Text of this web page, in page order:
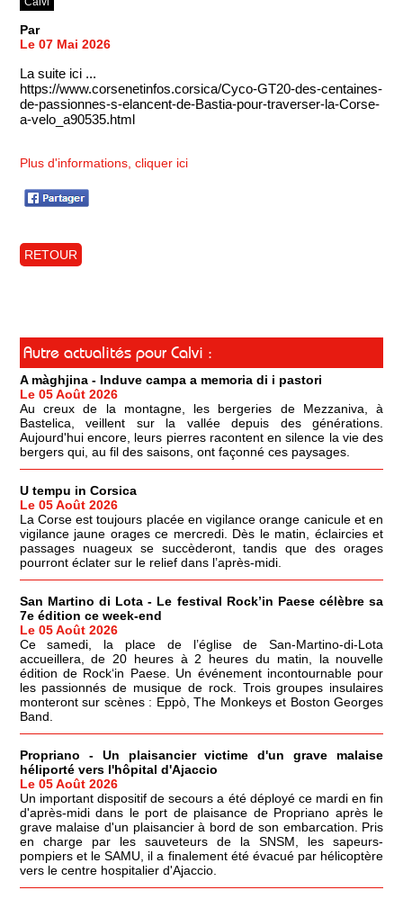
Par
Le 07 Mai 2026
La suite ici ...
https://www.corsenetinfos.corsica/Cyco-GT20-des-centaines-
de-passionnes-s-elancent-de-Bastia-pour-traverser-la-Corse-
a-velo_a90535.html
Plus d'informations, cliquer ici
RETOUR
Autre actualités pour Calvi :
A màghjina - Induve campa a memoria di i pastori
Le 05 Août 2026
Au creux de la montagne, les bergeries de Mezzaniva, à
Bastelica, veillent sur la vallée depuis des générations.
Aujourd'hui encore, leurs pierres racontent en silence la vie des
bergers qui, au fil des saisons, ont façonné ces paysages.
U tempu in Corsica
Le 05 Août 2026
La Corse est toujours placée en vigilance orange canicule et en
vigilance jaune orages ce mercredi. Dès le matin, éclaircies et
passages nuageux se succèderont, tandis que des orages
pourront éclater sur le relief dans l’après-midi.
San Martino di Lota - Le festival Rock’in Paese célèbre sa
7e édition ce week-end
Le 05 Août 2026
Ce samedi, la place de l’église de San-Martino-di-Lota
accueillera, de 20 heures à 2 heures du matin, la nouvelle
édition de Rock‘in Paese. Un événement incontournable pour
les passionnés de musique de rock. Trois groupes insulaires
monteront sur scènes : Eppò, The Monkeys et Boston Georges
Band.
Propriano - Un plaisancier victime d'un grave malaise
héliporté vers l'hôpital d'Ajaccio
Le 05 Août 2026
Un important dispositif de secours a été déployé ce mardi en fin
d'après-midi dans le port de plaisance de Propriano après le
grave malaise d'un plaisancier à bord de son embarcation. Pris
en charge par les sauveteurs de la SNSM, les sapeurs-
pompiers et le SAMU, il a finalement été évacué par hélicoptère
vers le centre hospitalier d'Ajaccio.